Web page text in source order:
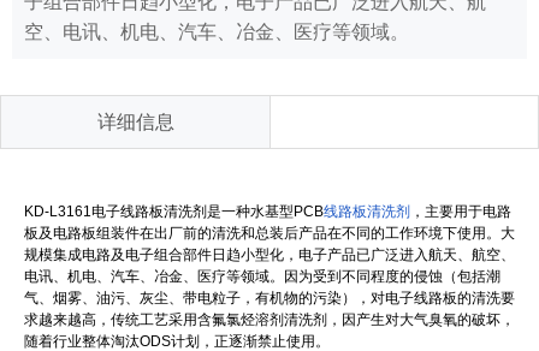
空、电讯、机电、汽车、冶金、医疗等领域。
详细信息
KD-L3161电子线路板清洗剂是一种水基型PCB线路板清洗剂 ，主要用于电路
板及电路板组装件在出厂前的清洗和总装后产品在不同的工作环境下使用。大
规模集成电路及电子组合部件日趋小型化，电子产品已广泛进入航天、航空、
电讯、机电、汽车、冶金、医疗等领域。因为受到不同程度的侵蚀（包括潮
气、烟雾、油污、灰尘、带电粒子，有机物的污染），对电子线路板的清洗要
求越来越高，传统工艺采用含氟氯烃溶剂清洗剂，因产生对大气臭氧的破坏，
随着行业整体淘汰ODS计划，正逐渐禁止使用。